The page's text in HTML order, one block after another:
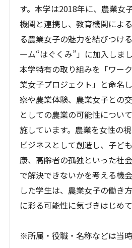
す。本学は2018年に、農業女
機関と連携し、教育機関によ
る農業女子の魅力を結びつけ
ーム“はぐくみ”」に加入しまし
本学特有の取り組みを「ワー
業女子プロジェクト」と命名
察や農業体験、農業女子との
としての農業の可能性につい
施しています。農業を女性の
ビジネスとして創造し、子ど
康、高齢者の孤独といった社
で解決できないかを考える機
した学生は、農業女子の働き
に彩る可能性に気づきはじめて
※所属・役職・名称などは当